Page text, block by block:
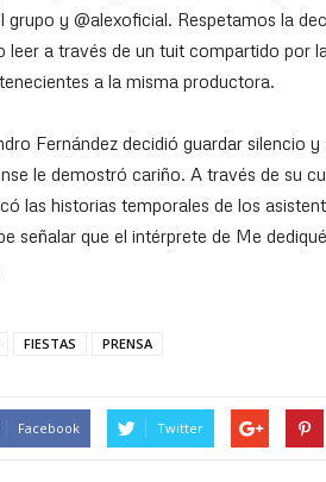
grupo y @alexoficial. Respetamos la
leer a través de un tuit compartido por
a la misma productora.
Fernández decidió guardar silencio
le demostró cariño. A través de su
las historias temporales de los
señalar que el intérprete de Me
FIESTAS PRENSA
Facebook Twitter